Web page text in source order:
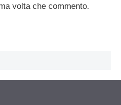
volta che commento.